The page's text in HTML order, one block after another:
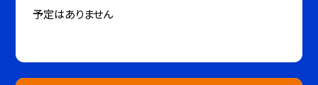
予定はありません